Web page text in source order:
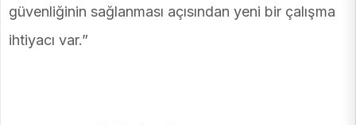
güvenliğinin sağlanması açısından yeni bir çalışma
ihtiyacı var.”